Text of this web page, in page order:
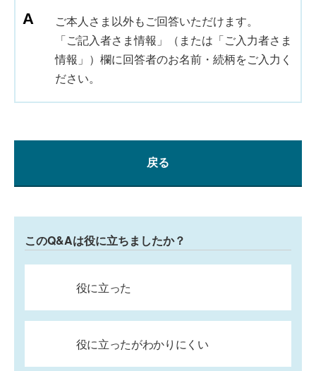
ご本人さま以外もご回答いただけます。
「ご記入者さま情報」（または「ご入力者さま
情報」）欄に回答者のお名前・続柄をご入力く
ださい。
戻る
このQ&Aは役に立ちましたか？
役に立った
役に立ったがわかりにくい